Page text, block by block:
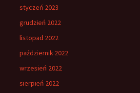
styczeń 2023
grudzień 2022
listopad 2022
październik 2022
wrzesień 2022
sierpień 2022